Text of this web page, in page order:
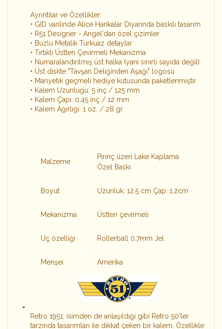
Ayrıntılar ve Özellikler:
• GID varilinde Alice Harikalar Diyarında baskılı tasarım
• R51 Designer - Angel'dan özel çizimler
• Buzlu Metalik Turkuaz detaylar
• Tırtıklı Üstten Çevirmeli Mekanizma
• Numaralandırılmış üst halka (yani sınırlı sayıda değil)
• Üst diskte "Tavşan Deliğinden Aşağı" logosu
• Manyetik geçmeli hediye kutusunda paketlenmiştir
• Kalem Uzunluğu: 5 inç / 125 mm
• Kalem Çapı: 0,45 inç / 12 mm
• Kalem Ağırlığı: 1 oz. / 28 gr
Malzeme
Pirinç üzeri Lake Kaplama
Özel Baskı
Boyut Uzunluk: 12.5 cm Çap: 1,2cm
Mekanizma Üstten çevirmeli
Uç özelliği Rollerball 0.7mm Jel
Menşei Amerika
Retro 1951; isimden de anlaşıldığı gibi Retro 50'ler
tarzında tasarımları ile dikkat çeken bir kalem. Özellikle